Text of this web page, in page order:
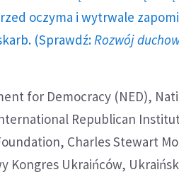
oczyma i wytrwale
(Sprawdź: Rozwój
for Democracy (NED),
Republican
Charles Stewart
Kongres Ukraińców,